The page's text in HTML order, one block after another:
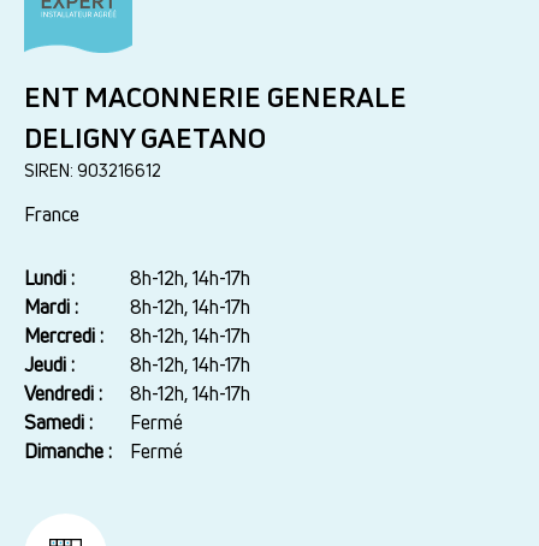
ENT MACONNERIE GENERALE
DELIGNY GAETANO
SIREN: 903216612
France
Jour
Plage
horaire
Lundi :
8h-12h, 14h-17h
Mardi :
8h-12h, 14h-17h
Mercredi :
8h-12h, 14h-17h
Jeudi :
8h-12h, 14h-17h
Vendredi :
8h-12h, 14h-17h
Samedi :
Fermé
Dimanche :
Fermé